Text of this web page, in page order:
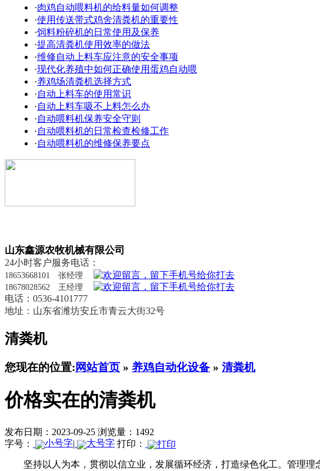
·肉鸡自动喂料机的给料量如何调整
·使用传送带式鸡舍清粪机的重要性
·饲料粉碎机的日常使用及保养
·提高清粪机使用效率的做法
·维修自动上料车应注意的安全事项
·现代化养殖中如何正确使用蛋鸡自动喂
·养鸡场清粪机选择方式
·自动上料车的使用常识
·自动上料车吸不上料怎么办
·自动喂料机保养安全守则
·自动喂料机的日常检查检修工作
·自动喂料机的维修保养要点
山东鑫源农牧机械有限公司
24小时客户服务电话：
18653668101 张经理
18678028562 王经理
电话：0536-4101777
地址：山东省潍坊安丘市青云大街32号
清粪机
您现在的位置:网站首页 » 养鸡自动化设备 » 清粪机
价格实在的清粪机
发布日期：2023-09-25 浏览量：1492
字号：
| 打印：
坚持以人为本，贯彻以信立业，发展循环经济，打造绿色化工。管理理